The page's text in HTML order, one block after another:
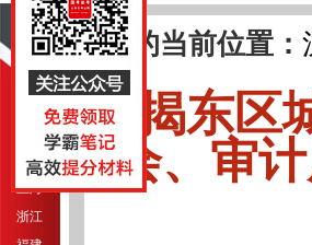
导航
江苏
上海
浙江
您的当前位置：
揭东区
会、审